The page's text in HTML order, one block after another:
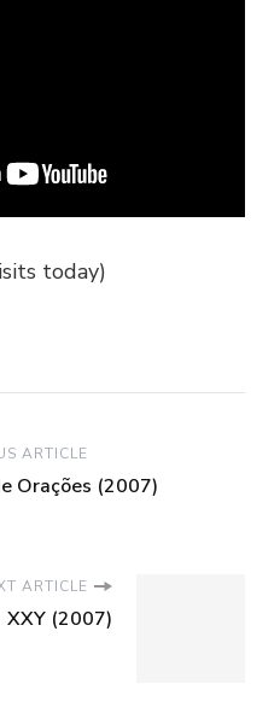
today)
ARTICLE
Orações (2007)
ARTICLE
XXY (2007)